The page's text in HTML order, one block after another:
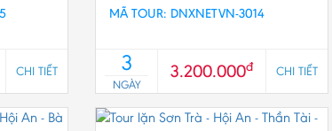
CHI TIẾT
MÃ TOUR: DNXNETVN-3014
3
NGÀY
3.200.000đ CHI TIẾT